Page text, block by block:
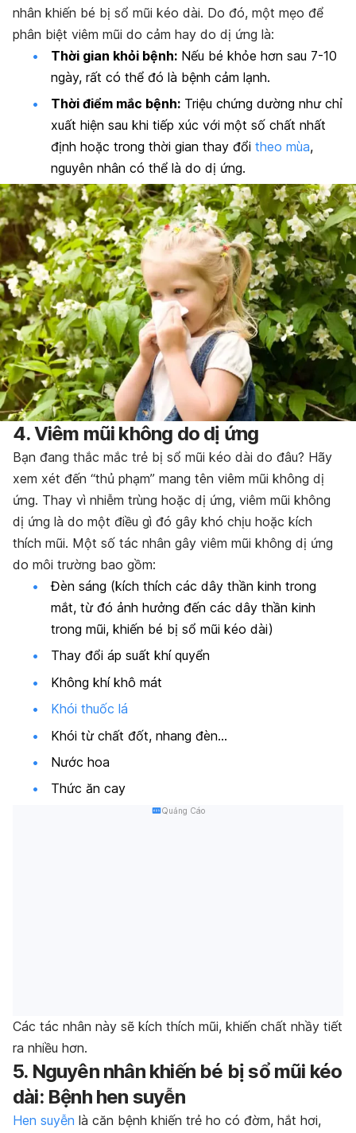
nhân khiến bé bị sổ mũi kéo dài. Do đó, một mẹo để
phân biệt viêm mũi do cảm hay do dị ứng là:
Thời gian khỏi bệnh: Nếu bé khỏe hơn sau 7-10
ngày, rất có thể đó là bệnh cảm lạnh.
Thời điểm mắc bệnh: Triệu chứng dường như chỉ
xuất hiện sau khi tiếp xúc với một số chất nhất
định hoặc trong thời gian thay đổi theo mùa,
nguyên nhân có thể là do dị ứng.
4. Viêm mũi không do dị ứng
Bạn đang thắc mắc trẻ bị sổ mũi kéo dài do đâu? Hãy
xem xét đến “thủ phạm” mang tên viêm mũi không dị
ứng. Thay vì nhiễm trùng hoặc dị ứng, viêm mũi không
dị ứng là do một điều gì đó gây khó chịu hoặc kích
thích mũi. Một số tác nhân gây viêm mũi không dị ứng
do môi trường bao gồm:
Đèn sáng (kích thích các dây thần kinh trong
mắt, từ đó ảnh hưởng đến các dây thần kinh
trong mũi, khiến bé bị sổ mũi kéo dài)
Thay đổi áp suất khí quyển
Không khí khô mát
Khói thuốc lá
Khói từ chất đốt, nhang đèn…
Nước hoa
Thức ăn cay
Quảng Cáo
Các tác nhân này sẽ kích thích mũi, khiến chất nhầy tiết
ra nhiều hơn.
5. Nguyên nhân khiến bé bị sổ mũi kéo
dài: Bệnh hen suyễn
Hen suyễn là căn bệnh khiến trẻ ho có đờm, hắt hơi,